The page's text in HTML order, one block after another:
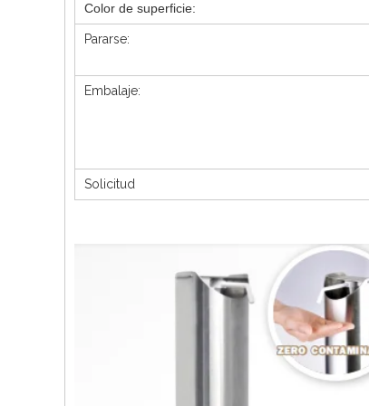
Color de superficie:
Pararse:
Embalaje:
Solicitud